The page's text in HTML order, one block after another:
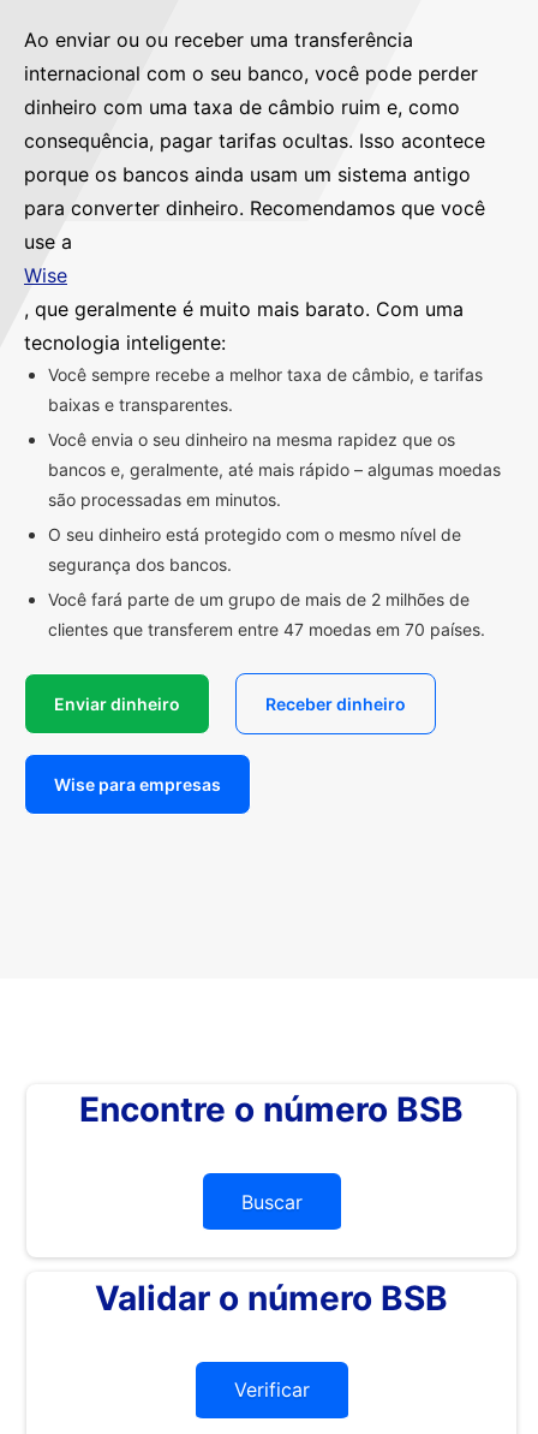
Ao enviar ou ou receber uma transferência
internacional com o seu banco, você pode perder
dinheiro com uma taxa de câmbio ruim e, como
consequência, pagar tarifas ocultas. Isso acontece
porque os bancos ainda usam um sistema antigo
para converter dinheiro. Recomendamos que você
use a
Wise
, que geralmente é muito mais barato. Com uma
tecnologia inteligente:
Você sempre recebe a melhor taxa de câmbio, e tarifas
baixas e transparentes.
Você envia o seu dinheiro na mesma rapidez que os
bancos e, geralmente, até mais rápido – algumas moedas
são processadas em minutos.
O seu dinheiro está protegido com o mesmo nível de
segurança dos bancos.
Você fará parte de um grupo de mais de 2 milhões de
clientes que transferem entre 47 moedas em 70 países.
Enviar dinheiro Receber dinheiro
Wise para empresas
Encontre o número BSB
Buscar
Validar o número BSB
Verificar